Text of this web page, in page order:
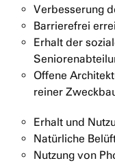
Verbesserung
Barrierefrei
Erhalt der
Offene
reiner
Erhalt und
Natürliche
Nutzung von